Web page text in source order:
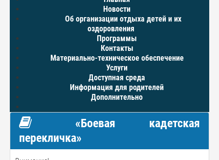
Новости
Об организации отдыха детей и их
оздоровления
Программы
Контакты
Материально-техническое обеспечение
Услуги
Доступная среда
Информация для родителей
Дополнительно
«Боевая кадетская
перекличка»